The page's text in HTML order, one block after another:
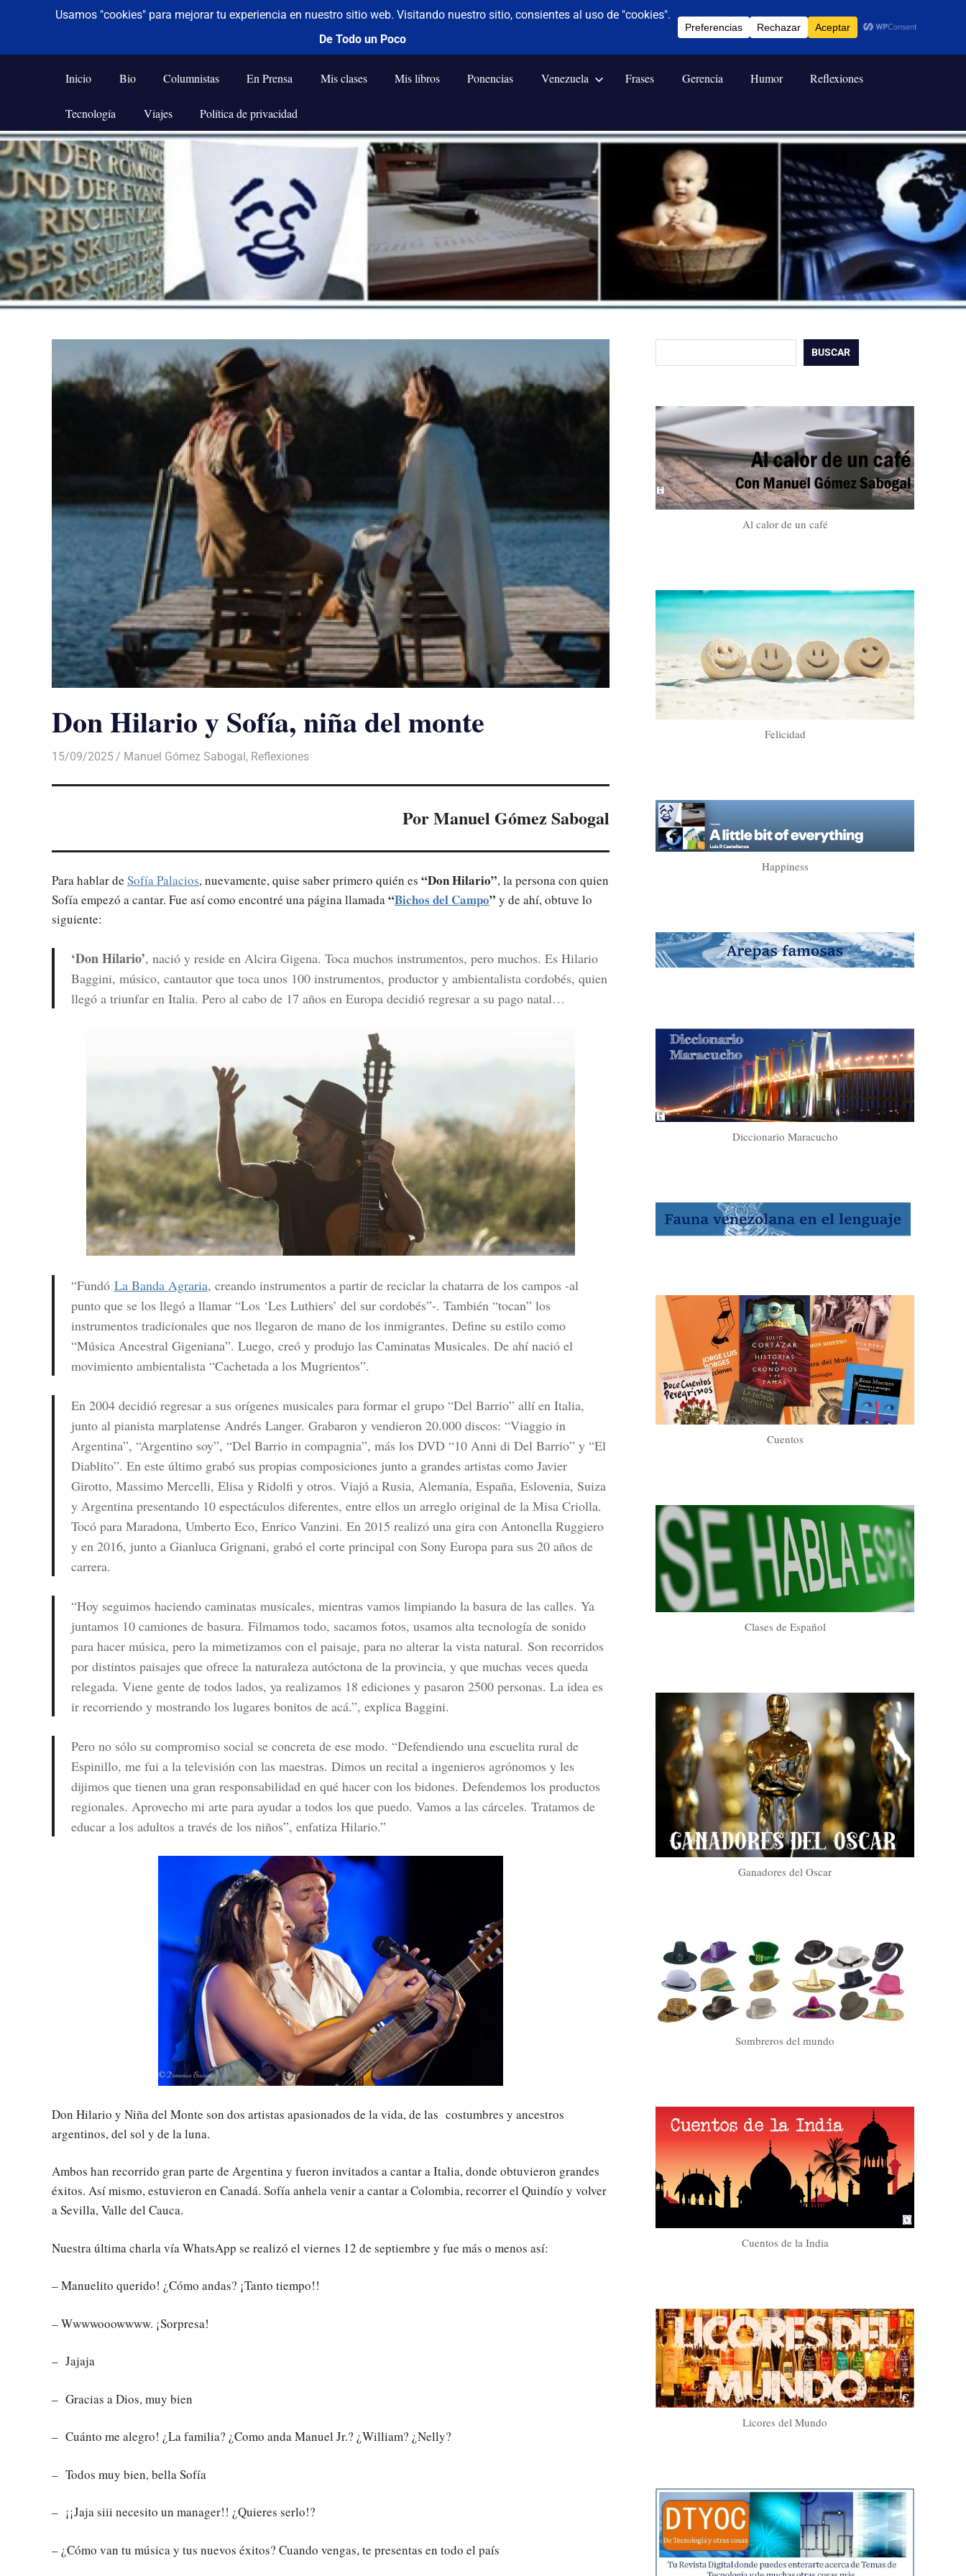
Saltar
al
contenido
De todo un poco
Frases,
Humor,
Tecnología
y
Viajes
Inicio Bio Columnistas En Prensa Mis clases Mis libros Ponencias Venezuela Frases Gerencia Humor Reflexiones
Tecnología Viajes Política de privacidad
Don Hilario y Sofía, niña del monte
15/09/2025 De todo un Poco
Manuel Gómez Sabogal, Reflexiones
Por Manuel Gómez Sabogal
Para hablar de Sofía Palacios, nuevamente, quise saber primero quién es “Don Hilario”, la persona con quien
Sofía empezó a cantar. Fue así como encontré una página llamada“Bichos del Campo” y de ahí, obtuve lo
siguiente:
‘Don Hilario’, nació y reside en Alcira Gigena. Toca muchos instrumentos, pero muchos. Es Hilario
Baggini, músico, cantautor que toca unos 100 instrumentos, productor y ambientalista cordobés, quien
llegó a triunfar en Italia. Pero al cabo de 17 años en Europa decidió regresar a su pago natal…
“Fundó La Banda Agraria, creando instrumentos a partir de reciclar la chatarra de los campos -al
punto que se los llegó a llamar “Los ‘Les Luthiers’ del sur cordobés”-. También “tocan” los
instrumentos tradicionales que nos llegaron de mano de los inmigrantes. Define su estilo como
“Música Ancestral Gigeniana”. Luego, creó y produjo las Caminatas Musicales. De ahí nació el
movimiento ambientalista “Cachetada a los Mugrientos”.
En 2004 decidió regresar a sus orígenes musicales para formar el grupo “Del Barrio” allí en Italia,
junto al pianista marplatense Andrés Langer. Grabaron y vendieron 20.000 discos: “Viaggio in
Argentina”, “Argentino soy”, “Del Barrio in compagnia”, más los DVD “10 Anni di Del Barrio” y “El
Diablito”. En este último grabó sus propias composiciones junto a grandes artistas como Javier
Girotto, Massimo Mercelli, Elisa y Ridolfi y otros. Viajó a Rusia, Alemania, España, Eslovenia, Suiza
y Argentina presentando 10 espectáculos diferentes, entre ellos un arreglo original de la Misa Criolla.
Tocó para Maradona, Umberto Eco, Enrico Vanzini. En 2015 realizó una gira con Antonella Ruggiero
y en 2016, junto a Gianluca Grignani, grabó el corte principal con Sony Europa para sus 20 años de
carrera.
“Hoy seguimos haciendo caminatas musicales, mientras vamos limpiando la basura de las calles. Ya
juntamos 10 camiones de basura. Filmamos todo, sacamos fotos, usamos alta tecnología de sonido
para hacer música, pero la mimetizamos con el paisaje, para no alterar la vista natural. Son recorridos
por distintos paisajes que ofrece la naturaleza autóctona de la provincia, y que muchas veces queda
relegada. Viene gente de todos lados, ya realizamos 18 ediciones y pasaron 2500 personas. La idea es
ir recorriendo y mostrando los lugares bonitos de acá.”, explica Baggini.
Pero no sólo su compromiso social se concreta de ese modo. “Defendiendo una escuelita rural de
Espinillo, me fui a la televisión con las maestras. Dimos un recital a ingenieros agrónomos y les
dijimos que tienen una gran responsabilidad en qué hacer con los bidones. Defendemos los productos
regionales. Aprovecho mi arte para ayudar a todos los que puedo. Vamos a las cárceles. Tratamos de
educar a los adultos a través de los niños”, enfatiza Hilario.”
Don Hilario y Niña del Monte son dos artistas apasionados de la vida, de las costumbres y ancestros
argentinos, del sol y de la luna.
Ambos han recorrido gran parte de Argentina y fueron invitados a cantar a Italia, donde obtuvieron grandes
éxitos. Así mismo, estuvieron en Canadá. Sofía anhela venir a cantar a Colombia, recorrer el Quindío y volver
a Sevilla, Valle del Cauca.
Nuestra última charla vía WhatsApp se realizó el viernes 12 de septiembre y fue más o menos así:
– Manuelito querido! ¿Cómo andas? ¡Tanto tiempo!!
– Wwwwooowwww. ¡Sorpresa!
– Jajaja
– Gracias a Dios, muy bien
– Cuánto me alegro! ¿La familia? ¿Como anda Manuel Jr.? ¿William? ¿Nelly?
– Todos muy bien, bella Sofía
– ¡¡Jaja siii necesito un manager!! ¿Quieres serlo!?
– ¿Cómo van tu música y tus nuevos éxitos? Cuando vengas, te presentas en todo el país
BUSCAR
Al calor de un café
Felicidad
Happiness
Diccionario Maracucho
Cuentos
Clases de Español
Ganadores del Oscar
Sombreros del mundo
Cuentos de la India
Licores del Mundo